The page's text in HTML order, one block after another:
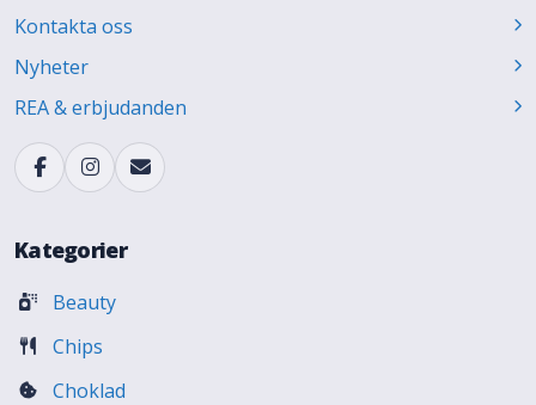
Kontakta oss
Nyheter
REA & erbjudanden
Kategorier
Beauty
Chips
Choklad